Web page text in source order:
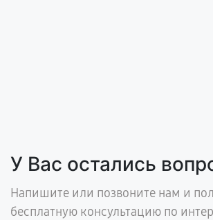
У Вас остались
Напишите или позвоните нам и
бесплатную консультацию по